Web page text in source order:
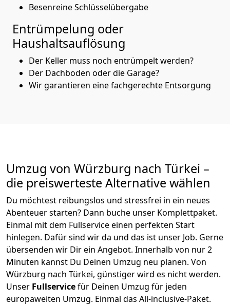
Besenreine Schlüsselübergabe
Entrümpelung oder
Haushaltsauflösung
Der Keller muss noch entrümpelt werden?
Der Dachboden oder die Garage?
Wir garantieren eine fachgerechte Entsorgung
Umzug von Würzburg nach Türkei –
die preiswerteste Alternative wählen
Du möchtest reibungslos und stressfrei in ein neues
Abenteuer starten? Dann buche unser Komplettpaket.
Einmal mit dem Fullservice einen perfekten Start
hinlegen. Dafür sind wir da und das ist unser Job. Gerne
übersenden wir Dir ein Angebot. Innerhalb von nur2
Minuten kannst Du Deinen Umzug neu planen. Von
Würzburg nach Türkei, günstiger wird es nicht werden.
Unser Fullservicefür Deinen Umzug für jeden
europaweiten Umzug. Einmal das All-inclusive-Paket.